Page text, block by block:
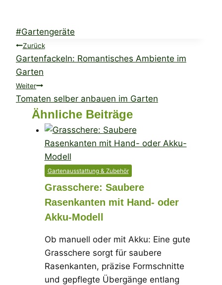
Schlagworte:
#Gartengeräte
Beitragsnavigation
Zurück
Gartenfackeln: Romantisches Ambiente im
Garten
Weiter
Tomaten selber anbauen im Garten
Ähnliche Beiträge
Gartenausstattung & Zubehör
Grasschere: Saubere
Rasenkanten mit Hand- oder
Akku-Modell
Ob manuell oder mit Akku: Eine gute
Grasschere sorgt für saubere
Rasenkanten, präzise Formschnitte
und gepflegte Übergänge entlang